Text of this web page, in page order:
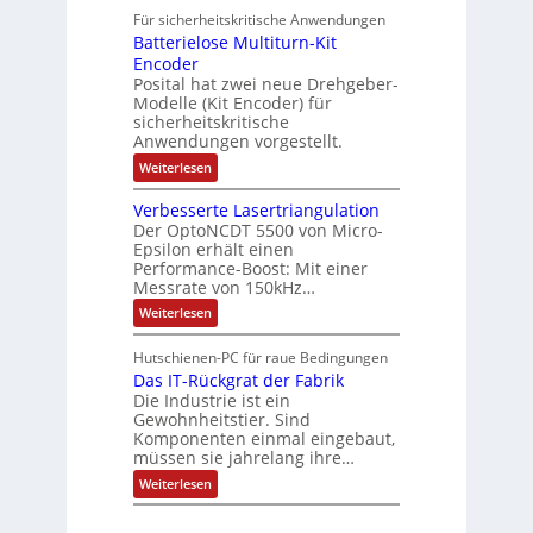
i
o
g
e
w
ä
h
t
f
t
e
l
e
ä
l
t
S
c
h
u
t
z
l
a
c
k
b
e
s
c
i
c
h
t
u
n
g
f
n
s
l
o
s
e
F
a
n
g
s
c
h
a
l
t
u
n
g
Für sicherheitskritische Anwendungen
Batterielose Multiturn-Kit
Encoder
Posital hat zwei neue Drehgeber-
Modelle (Kit Encoder) für
sicherheitskritische
Anwendungen vorgestellt.
Weiterlesen:
B
t
t
e
r
i
e
l
o
e
M
u
l
t
i
t
u
r
Verbesserte Lasertriangulation
Der OptoNCDT 5500 von Micro-
Epsilon erhält einen
Performance-Boost: Mit einer
Messrate von 150kHz…
Weiterlesen:
V
r
b
e
s
s
e
r
t
e
L
Hutschienen-PC für raue Bedingungen
Das IT-Rückgrat der Fabrik
Die Industrie ist ein
Gewohnheitstier. Sind
Komponenten einmal eingebaut,
müssen sie jahrelang ihre…
Weiterlesen:
D